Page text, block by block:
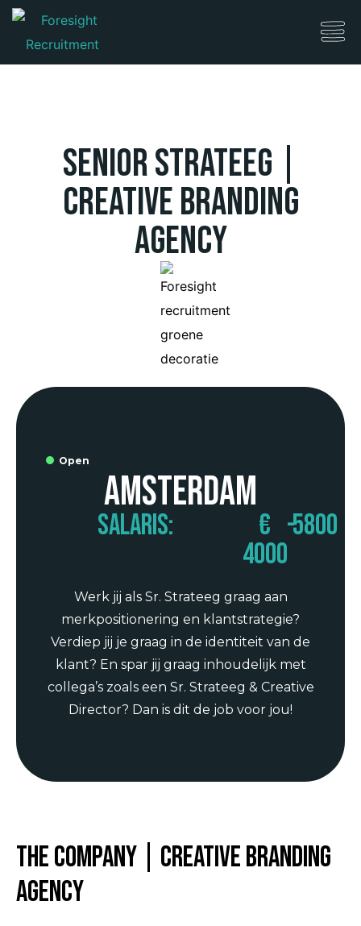
Senior Strateeg |
Creative Branding
Agency
Open
Amsterdam
Salaris:
€
4000
-5800
Werk jij als Sr. Strateeg graag aan
merkpositionering en klantstrategie?
Verdiep jij je graag in de identiteit van de
klant? En spar jij graag inhoudelijk met
collega’s zoals een Sr. Strateeg & Creative
Director? Dan is dit de job voor jou!
The Company | Creative Branding
Agency